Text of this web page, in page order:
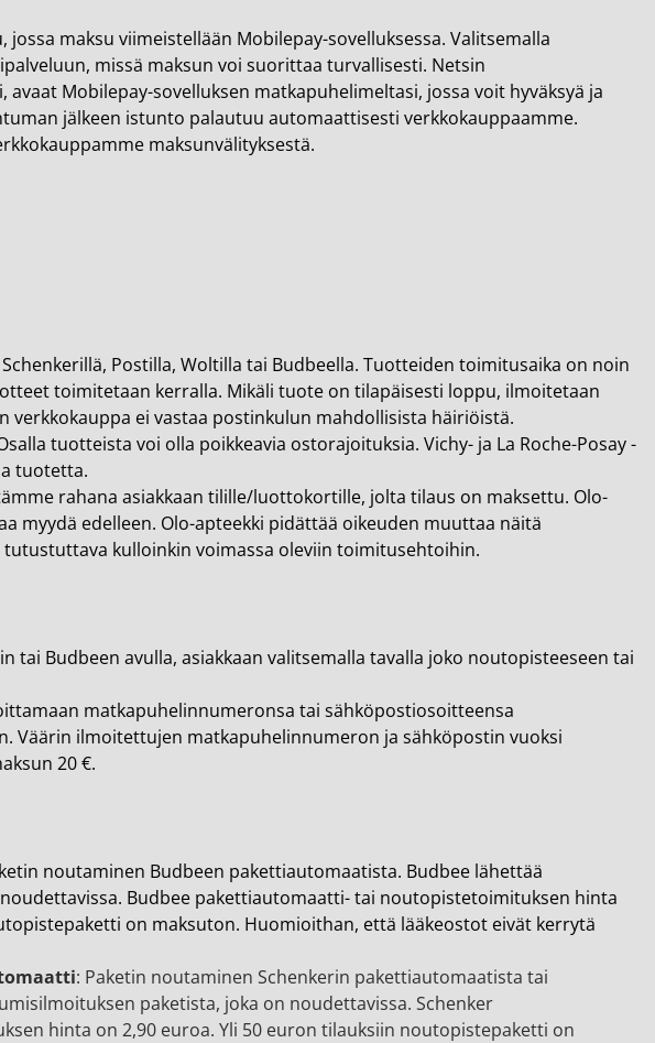
maksu viimeistellään Mobilepay-sovelluksessa. Valitsemalla
missä maksun voi suorittaa turvallisesti. Netsin
Mobilepay-sovelluksen matkapuhelimeltasi, jossa voit hyväksyä ja
jälkeen istunto palautuu automaattisesti verkkokauppaamme.
maksunvälityksestä.​
Postilla, Woltilla tai Budbeella. Tuotteiden toimitusaika on noin
toimitetaan kerralla. Mikäli tuote on tilapäisesti loppu, ilmoitetaan
verkkokauppa ei vastaa postinkulun mahdollisista häiriöistä.
tuotteista voi olla poikkeavia ostorajoituksia. Vichy- ja La Roche-Posay -
tuotetta.
rahana asiakkaan tilille/luottokortille, jolta tilaus on maksettu. Olo-
myydä edelleen. Olo-apteekki pidättää oikeuden muuttaa näitä
kulloinkin voimassa oleviin toimitusehtoihin.
tai Budbeen avulla, asiakkaan valitsemalla tavalla joko noutopisteeseen tai
matkapuhelinnumeronsa tai sähköpostiosoitteensa
Väärin ilmoitettujen matkapuhelinnumeron ja sähköpostin vuoksi
20 €.
noutaminen Budbeen pakettiautomaatista. Budbee lähettää
noudettavissa. Budbee pakettiautomaatti- tai noutopistetoimituksen hinta
on maksuton. Huomioithan, että lääkeostot eivät kerrytä
: Paketin noutaminen Schenkerin pakettiautomaatista tai
paketista, joka on noudettavissa. Schenker
hinta on 2,90 euroa. Yli 50 euron tilauksiin noutopistepaketti on